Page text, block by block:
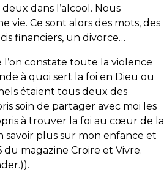
dans l’alcool. Nous
vie. Ce sont alors des mots, des
financiers, un divorce…
constate toute la violence
à quoi sert la foi en Dieu ou
étaient tous deux des
soin de partager avec moi les
à trouver la foi au cœur de la
savoir plus sur mon enfance et
magazine Croire et Vivre.